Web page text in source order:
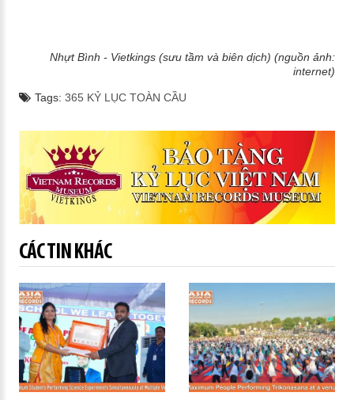
Nhựt Bình - Vietkings (sưu tầm và biên dịch) (nguồn ảnh:
internet)
Tags: 365 KỶ LỤC TOÀN CẦU
CÁC TIN KHÁC